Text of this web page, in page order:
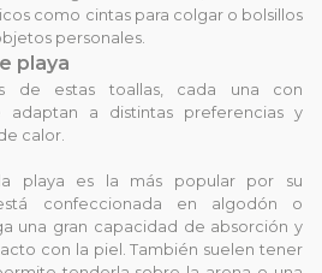
como cintas para colgar o bolsillos
personales.
playa
de estas toallas, cada una con
adaptan a distintas preferencias y
calor.
playa es la más popular por su
confeccionada en algodón o
una gran capacidad de absorción y
con la piel. También suelen tener